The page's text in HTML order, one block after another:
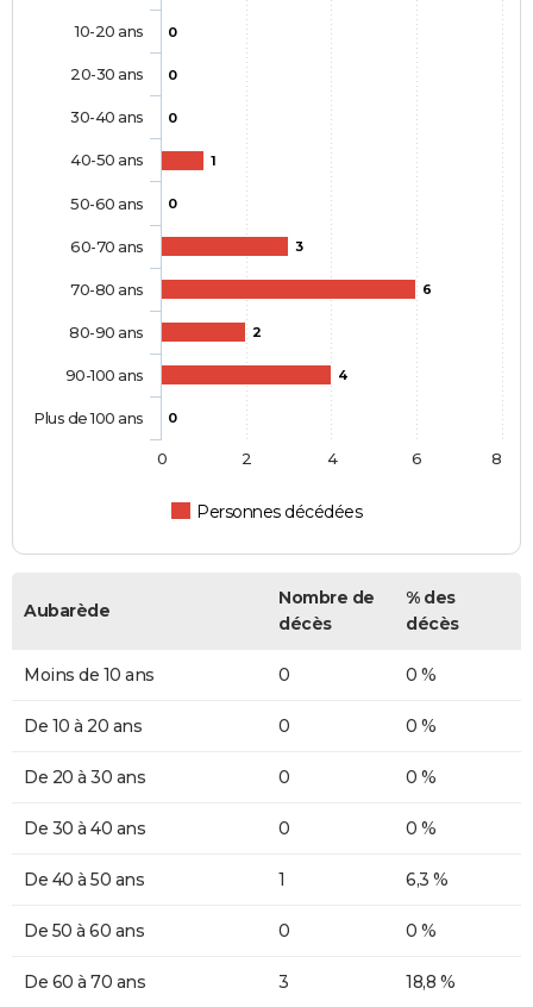
0
0
0
1
0
3
6
2
4
0
Personnes décédées
10-20 ans
20-30 ans
30-40 ans
40-50 ans
50-60 ans
60-70 ans
70-80 ans
80-90 ans
90-100 ans
Plus de 100 ans
0 2 4 6 8
Aubarède
Nombre de
décès
% des
décès
Moins de 10 ans 0 0 %
De 10 à 20 ans 0 0 %
De 20 à 30 ans 0 0 %
De 30 à 40 ans 0 0 %
De 40 à 50 ans 1 6,3 %
De 50 à 60 ans 0 0 %
De 60 à 70 ans 3 18,8 %